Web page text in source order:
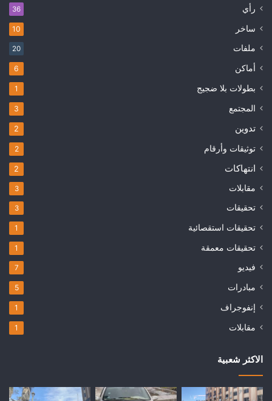
رأي 36
ساخر 10
ملفات 20
أماكن 6
بطولات بلا ضجيج 1
المجتمع 3
تدوين 2
توثيقات وأرقام 2
انتهاكات 2
مقابلات 3
تحقيقات 3
تحقيقات استقصائية 1
تحقيقات معمقة 1
فيديو 7
مبادرات 5
إنفوجراف 1
مقابلات 1
الاكثر شعبية